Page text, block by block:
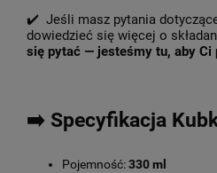
✔️ Jeśli masz pytania
dowiedzieć się więcej o
się pytać — jesteśmy tu, aby Ci
➡️ Specyfikacja
Pojemność:330 ml